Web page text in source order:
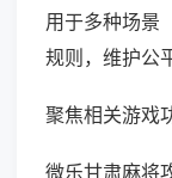
用于多种场景
规则，维护公
聚焦相关游戏
微乐甘肃麻将